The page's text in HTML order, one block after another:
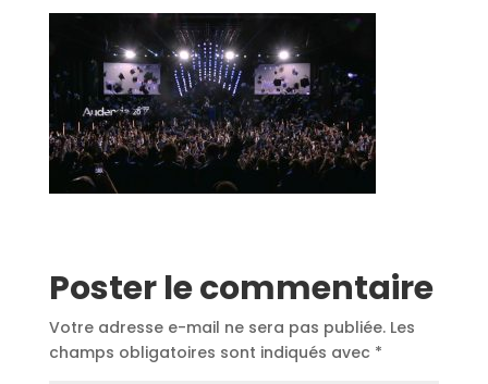
Poster le commentaire
Votre adresse e-mail ne sera pas publiée. Les
champs obligatoires sont indiqués avec *